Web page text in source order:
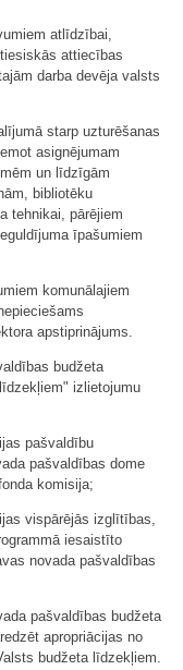
atlīdzībai,
attiecības
darba devēja valsts
starp uzturēšanas
asignējumam
un līdzīgām
bibliotēku
tehnikai, pārējiem
īpašumiem
komunālajiem
apstiprinājums.
budžeta
izlietojumu
pašvaldību
pašvaldības dome
komisija;
vispārējās izglītības,
iesaistīto
novada pašvaldības
pašvaldības budžeta
apropriācijas no
budžeta līdzekļiem.